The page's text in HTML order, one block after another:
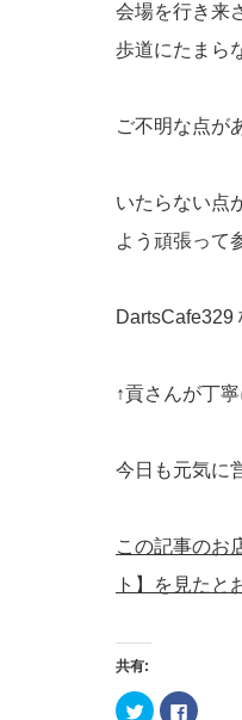
会場を行き来
歩道にたまら
ご不明な点が
いたらない点
よう頑張って
DartsCafe329
↑貢さんが丁
今日も元気に
この記事のお
ト】を見たと
共有:
ク Facebook